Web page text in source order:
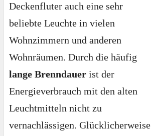
Deckenfluter auch eine sehr
beliebte Leuchte in vielen
Wohnzimmern und anderen
Wohnräumen. Durch die häufig
lange Brenndauer ist der
Energieverbrauch mit den alten
Leuchtmitteln nicht zu
vernachlässigen. Glücklicherweise